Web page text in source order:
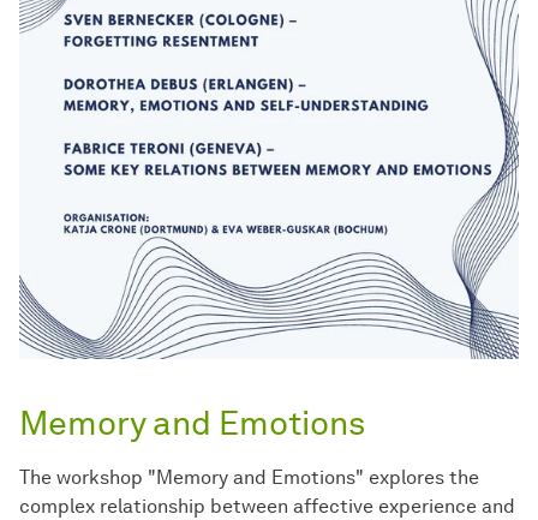
Memory and Emotions
The workshop "Memory and Emotions" explores the
complex relationship between affective experience and